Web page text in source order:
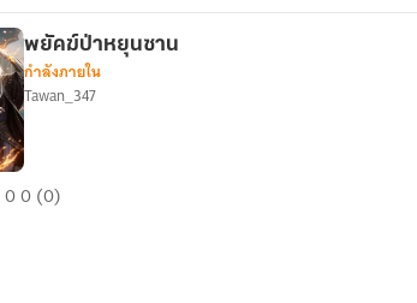
พยัคฆ์ป่าหยุนซาน
กำลังภายใน
Tawan_347
00 (0)